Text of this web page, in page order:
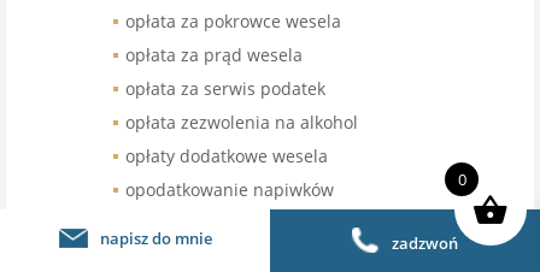
opłata za pokrowce wesela
opłata za prąd wesela
opłata za serwis podatek
opłata zezwolenia na alkohol
opłaty dodatkowe wesela
opodatkowanie napiwków
opodatkowanie sprzedaży kawy
organizacja pracy w gastronomii
napisz do mnie zadzwoń
0